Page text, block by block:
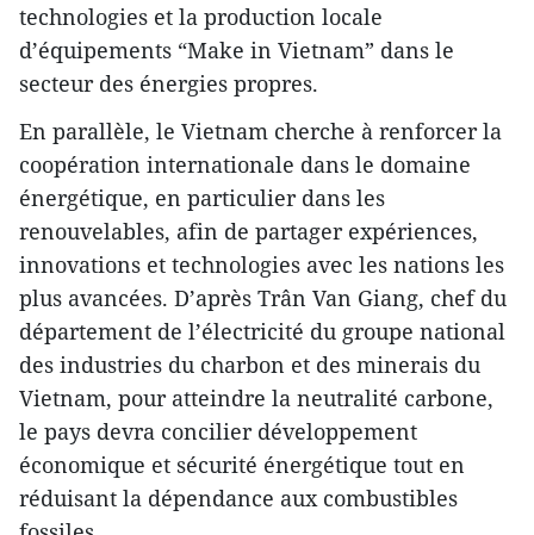
technologies et la production locale
d’équipements “Make in Vietnam” dans le
secteur des énergies propres.
En parallèle, le Vietnam cherche à renforcer la
coopération internationale dans le domaine
énergétique, en particulier dans les
renouvelables, afin de partager expériences,
innovations et technologies avec les nations les
plus avancées. D’après Trân Van Giang, chef du
département de l’électricité du groupe national
des industries du charbon et des minerais du
Vietnam, pour atteindre la neutralité carbone,
le pays devra concilier développement
économique et sécurité énergétique tout en
réduisant la dépendance aux combustibles